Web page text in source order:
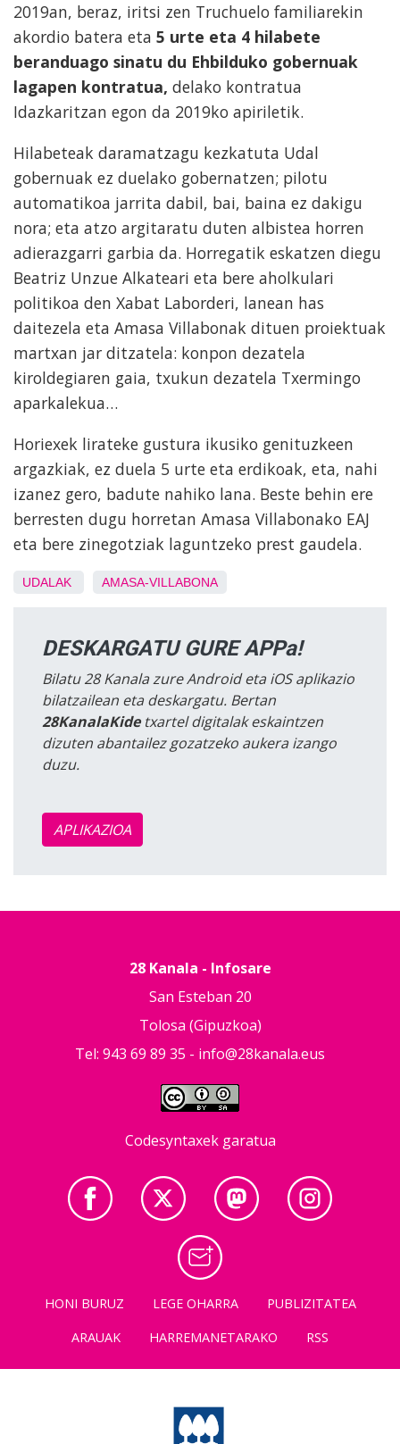
2019an, beraz, iritsi zen Truchuelo familiarekin
akordio batera eta 5 urte eta 4 hilabete
beranduago sinatu du Ehbilduko gobernuak
lagapen kontratua, delako kontratua
Idazkaritzan egon da 2019ko apiriletik.
Hilabeteak daramatzagu kezkatuta Udal
gobernuak ez duelako gobernatzen; pilotu
automatikoa jarrita dabil, bai, baina ez dakigu
nora; eta atzo argitaratu duten albistea horren
adierazgarri garbia da. Horregatik eskatzen diegu
Beatriz Unzue Alkateari eta bere aholkulari
politikoa den Xabat Laborderi, lanean has
daitezela eta Amasa Villabonak dituen proiektuak
martxan jar ditzatela: konpon dezatela
kiroldegiaren gaia, txukun dezatela Txermingo
aparkalekua…
Horiexek lirateke gustura ikusiko genituzkeen
argazkiak, ez duela 5 urte eta erdikoak, eta, nahi
izanez gero, badute nahiko lana. Beste behin ere
berresten dugu horretan Amasa Villabonako EAJ
eta bere zinegotziak laguntzeko prest gaudela.
UDALAK AMASA-VILLABONA
DESKARGATU GURE APPa!
Bilatu 28 Kanala zure Android eta iOS aplikazio
bilatzailean eta deskargatu. Bertan
28KanalaKidetxartel digitalak eskaintzen
dizuten abantailez gozatzeko aukera izango
duzu.
APLIKAZIOA
28 Kanala - Infosare
San Esteban 20
Tolosa (Gipuzkoa)
Tel: 943 69 89 35 - info@28kanala.eus
Codesyntaxek garatua
HONI BURUZ LEGE OHARRA
PUBLIZITATEA
ARAUAK
HARREMANETARAKO RSS